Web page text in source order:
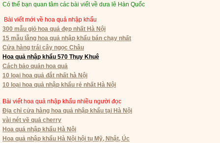
Có thể bạn quan tâm các bài viết về dưa lê Hàn Quốc
Bài viết mới về hoa quả nhập khẩu
300 mẫu giỏ hoa quả đẹp nhất Hà Nội
15 mẫu lẵng hoa quả nhập khẩu bán chạy nhất
Cửa hàng trái cây ngọc Châu
Hoa quả nhập khẩu 570 Thụy Khuê
Cách bảo quản hoa quả
10 loại hoa quả đắt nhất hà Nội
10 loại hoa quả nhập khẩu rẻ nhất Hà Nội
Bài viết hoa quả nhập khẩu nhiều người đọc
Địa chỉ cửa hàng hoa quả nhập khẩu tại Hà Nội
vài nét về quả cherry
Hoa quả nhập khẩu Hà Nội
Hoa quả nhập khẩu Hà Nội hội tụ Mỹ, Nhật, Úc